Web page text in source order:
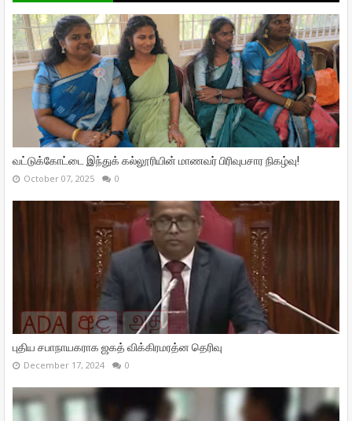
வட்டுக்கோட்டை இந்துக் கல்லூரியின் மாணவர் பிரிவுபசார நிகழ்வு!
October 07, 2025 0
புதிய சபாநாயகராக ஜகத் விக்கிரமரத்ன தெரிவு
December 17, 2024 0